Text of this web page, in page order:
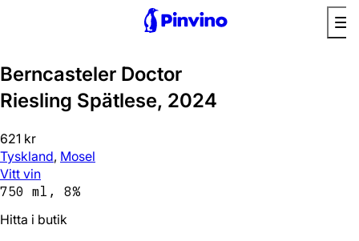
Berncasteler Doctor
Riesling Spätlese, 2024
621 kr
Tyskland, Mosel
Vitt vin
750 ml, 8%
Hitta i butik